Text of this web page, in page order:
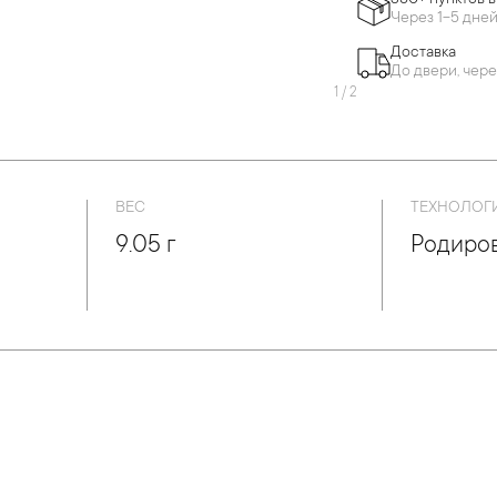
1 / 2
Через 1-5 дней
Доставка
До двери,
ВЕС
9.05 г